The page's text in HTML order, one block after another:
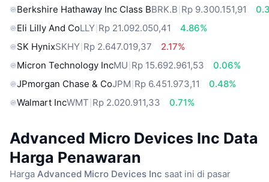
Berkshire Hathaway Inc Class BBRK.B Rp 9.300.151,91
Eli Lilly And CoLLY Rp 21.092.050,41
4.86%
SK HynixSKHY Rp 2.647.019,37
2.17%
Micron Technology IncMU Rp 15.692.961,53
0.06%
JPmorgan Chase & CoJPM Rp 6.451.973,11
0.48%
Walmart IncWMT Rp 2.020.911,33 0.71%
Advanced Micro Devices Inc Data
Harga Penawaran
Harga Advanced Micro Devices Inc saat ini di pasar